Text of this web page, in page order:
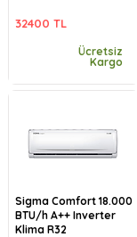
32400 TL
Ücretsiz
Kargo
Sigma Comfort 18.000
BTU/h A++ Inverter
Klima R32